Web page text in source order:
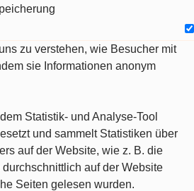
zu verstehen, wie Besucher mit
sie Informationen anonym
Statistik- und Analyse-Tool
und sammelt Statistiken über
auf der Website, wie z. B. die
auf der Website
Seiten gelesen wurden.